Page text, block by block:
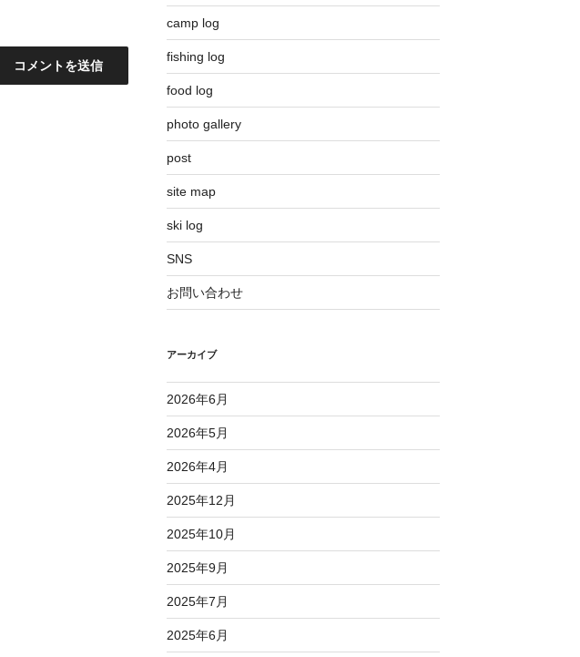
camp log
fishing log
food log
photo gallery
post
site map
ski log
SNS
お問い合わせ
アーカイブ
2026年6月
2026年5月
2026年4月
2025年12月
2025年10月
2025年9月
2025年7月
2025年6月